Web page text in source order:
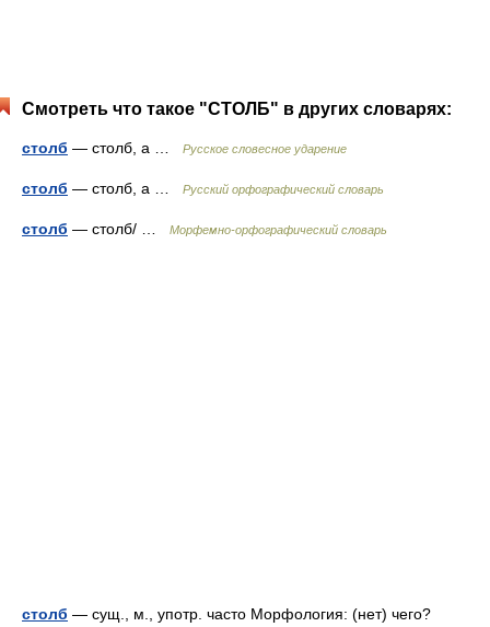
Смотреть что такое "СТОЛБ" в других словарях:
столб — столб, а … Русское словесное ударение
столб — столб, а … Русский орфографический словарь
столб — столб/ … Морфемно-орфографический словарь
столб — сущ., м., употр. часто Морфология: (нет) чего?